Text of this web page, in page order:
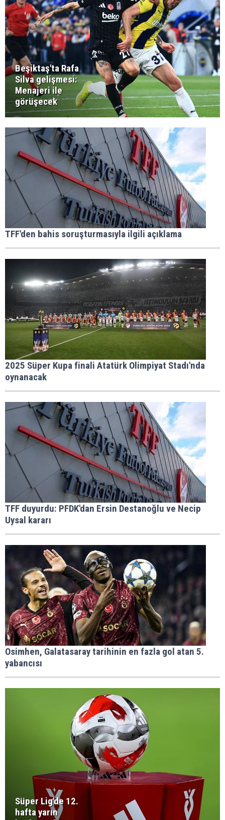
Beşiktaş'ta Rafa
Silva gelişmesi:
Menajeri ile
görüşecek
TFF'den bahis soruşturmasıyla ilgili açıklama
2025 Süper Kupa finali Atatürk Olimpiyat Stadı'nda
oynanacak
TFF duyurdu: PFDK'dan Ersin Destanoğlu ve Necip
Uysal kararı
Osimhen, Galatasaray tarihinin en fazla gol atan 5.
yabancısı
Süper Lig'de 12.
hafta yarın